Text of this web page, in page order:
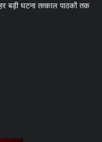
बड़ी घटना तत्काल पाठकों तक